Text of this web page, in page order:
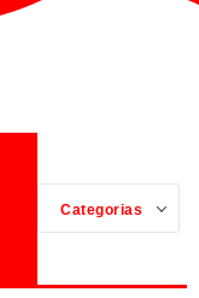
Categorias